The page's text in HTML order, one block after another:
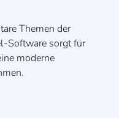
Themen der
Software sorgt für
moderne